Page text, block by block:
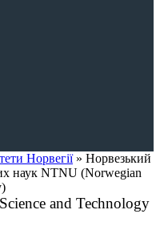
Норвегії» Норвезький
наук NTNU (Norwegian
and Technology